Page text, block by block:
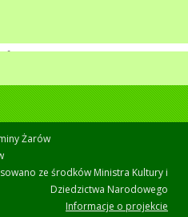
Żarów
ze środków Ministra Kultury i
Dziedzictwa Narodowego
Informacje o projekcie